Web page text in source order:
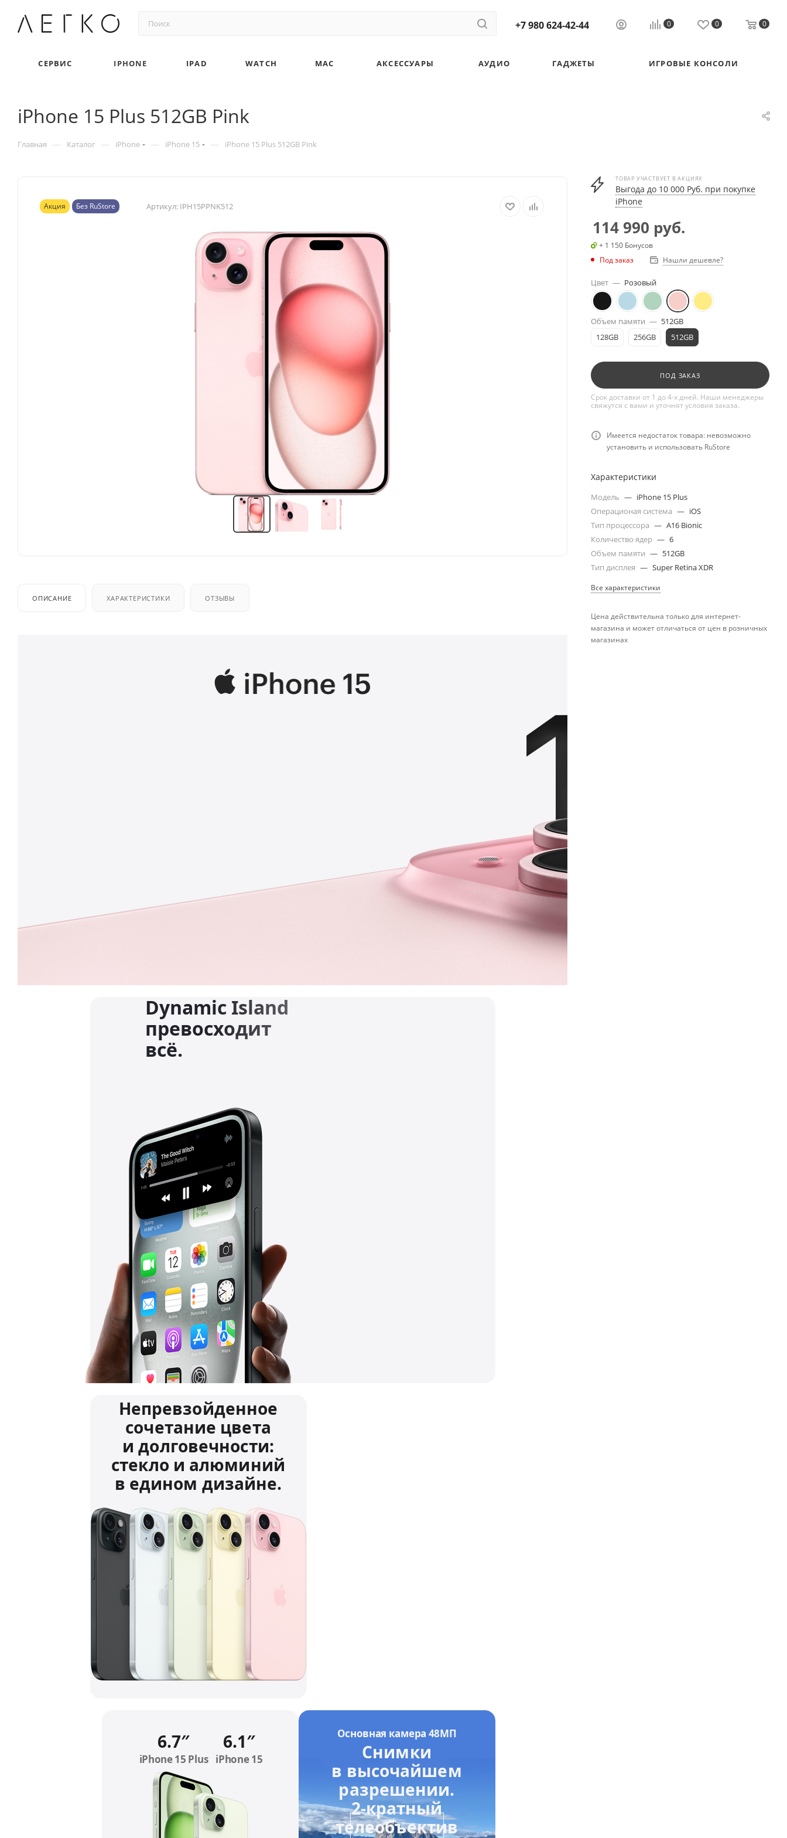
+7 980 624-42-44 0 0 0
СЕРВИС IPHONE IPAD WATCH MAC АКСЕССУАРЫ АУДИО ГАДЖЕТЫ ИГРОВЫЕ КОНСОЛИ
iPhone 15 Plus 512GB Pink
Главная — Каталог — iPhone — iPhone 15 — iPhone 15 Plus 512GB Pink
Акция Без RuStore Артикул: IPH15PPNK512
ОПИСАНИЕ ХАРАКТЕРИСТИКИ ОТЗЫВЫ
Dynamic Island
превосходит
всё.
Непревзойденное
сочетание цвета
и долговечности:
стекло и алюминий
в едином дизайне.
6.7″
iPhone 15 PlusRefer to legal disclaimers
6.1″
iPhone 15 Refer to legal disclaimers
Основная камера 48МП
Снимки
в высочайшем
разрешении.
2-кратный
телеобъектив
ТОВАР УЧАСТВУЕТ В АКЦИЯХ
Выгода до 10 000 Руб. при покупке
iPhone
114 990 руб.
+ 1 150 Бонусов
Под заказ
Нашли дешевле?
Цвет — Розовый
Объем памяти — 512GB
128GB
256GB 512GB
ПОД ЗАКАЗ
Срок доставки от 1 до 4-х дней. Наши менеджеры
свяжутся с вами и уточнят условия заказа.
Имеется недостаток товара: невозможно
установить и использовать RuStore
Характеристики
Модель — iPhone 15 Plus
Операционая система — iOS
Тип процессора — A16 Bionic
Количество ядер — 6
Объем памяти — 512GB
Тип дисплея — Super Retina XDR
Все характеристики
Цена действительна только для интернет-
магазина и может отличаться от цен в розничных
магазинах